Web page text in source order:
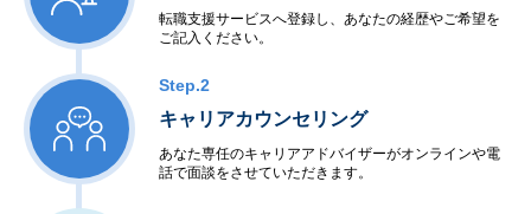
転職支援サービスへ登録し、あなたの経歴やご希望を
ご記入ください。
Step.2
キャリアカウンセリング
あなた専任のキャリアアドバイザーがオンラインや電
話で面談をさせていただきます。